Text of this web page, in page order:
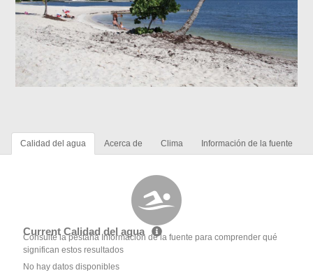
Calidad del agua Acerca de Clima Información de la fuente
Current Calidad del agua
Consulte la pestaña Información de la fuente para comprender qué
significan estos resultados
No hay datos disponibles